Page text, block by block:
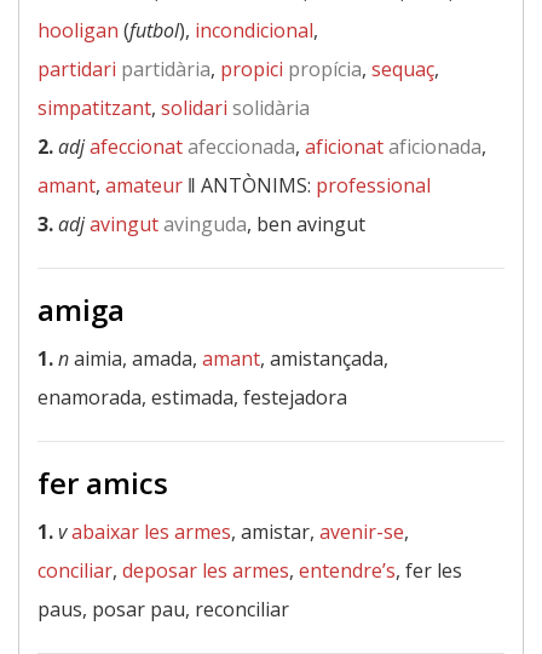
hooligan (futbol), incondicional,
partidari partidària, propici propícia, sequaç,
simpatitzant, solidari solidària
2.adjafeccionatafeccionada, aficionataficionada,
amant, amateur ‖ ANTÒNIMS: professional
3.adjavingutavinguda, ben avingut
amiga
1.naimia, amada, amant, amistançada,
enamorada, estimada, festejadora
fer amics
1.vabaixar les armes, amistar, avenir-se,
conciliar, deposar les armes, entendre’s, fer les
paus, posar pau, reconciliar